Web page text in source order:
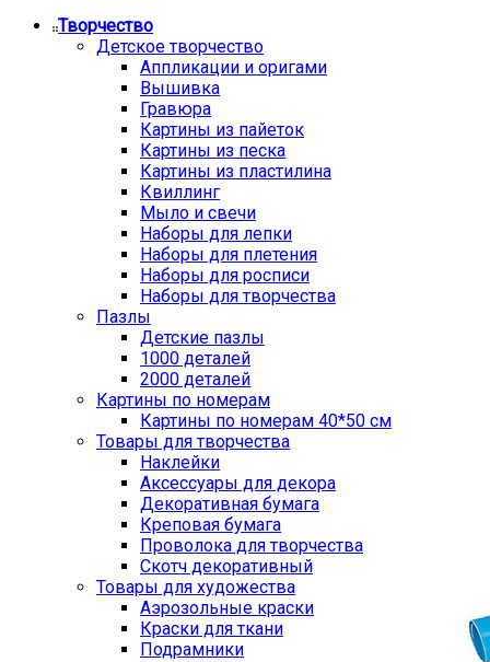
Творчество
Детское творчество
Аппликации и оригами
Вышивка
Гравюра
Картины из пайеток
Картины из песка
Картины из пластилина
Квиллинг
Мыло и свечи
Наборы для лепки
Наборы для плетения
Наборы для росписи
Наборы для творчества
Пазлы
Детские пазлы
1000 деталей
2000 деталей
Картины по номерам
Картины по номерам 40*50 см
Товары для творчества
Наклейки
Аксессуары для декора
Декоративная бумага
Креповая бумага
Проволока для творчества
Скотч декоративный
Товары для художества
Аэрозольные краски
Краски для ткани
Подрамники